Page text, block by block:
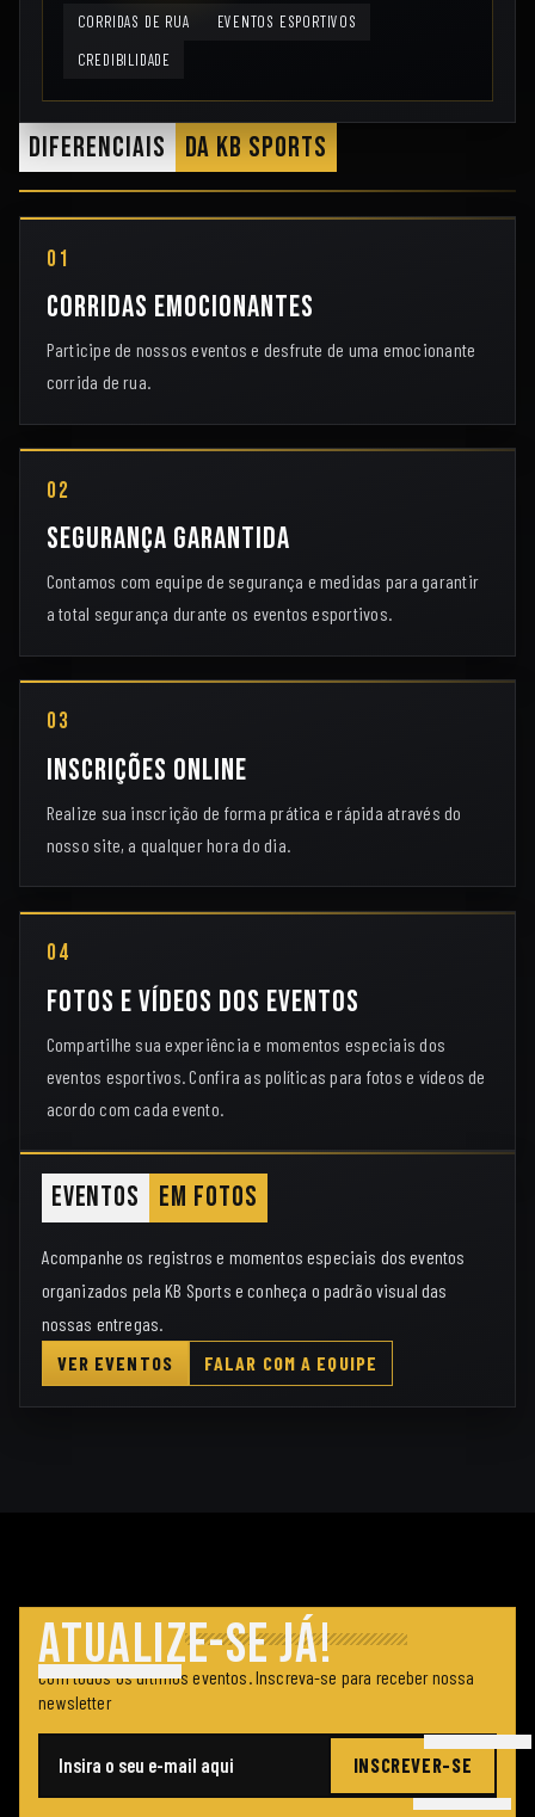
CORRIDAS DE RUA
EVENTOS ESPORTIVOS
CREDIBILIDADE
Diferenciais Da KB Sports
01
Corridas emocionantes
Participe de nossos eventos e desfrute de uma emocionante
corrida de rua.
02
Segurança garantida
Contamos com equipe de segurança e medidas para garantir
a total segurança durante os eventos esportivos.
03
Inscrições online
Realize sua inscrição de forma prática e rápida através do
nosso site, a qualquer hora do dia.
04
Fotos e vídeos dos eventos
Compartilhe sua experiência e momentos especiais dos
eventos esportivos. Confira as políticas para fotos e vídeos de
acordo com cada evento.
Eventos Em Fotos
Acompanhe os registros e momentos especiais dos eventos
organizados pela KB Sports e conheça o padrão visual das
nossas entregas.
VER EVENTOS
FALAR COM A EQUIPE
ATUALIZE-SE JÁ!
Com todos os últimos eventos. Inscreva-se para receber nossa
newsletter
E-mail
INSCREVER-SE